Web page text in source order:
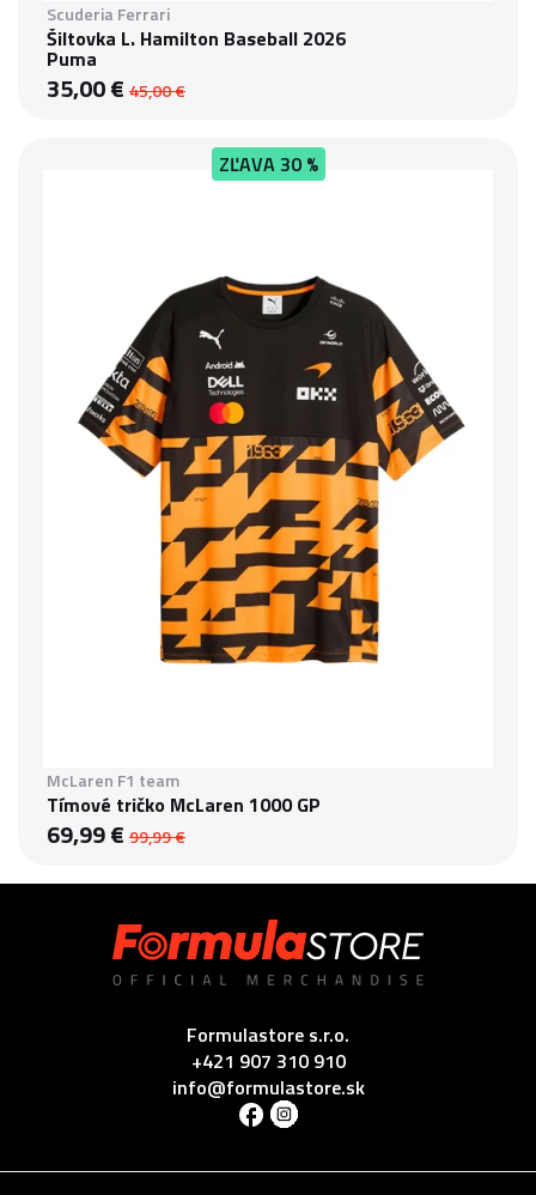
Scuderia Ferrari
Šiltovka L. Hamilton Baseball 2026
Puma
35,00 € 45,00 €
ZĽAVA30 %
McLaren F1 team
Tímové tričko McLaren 1000 GP
69,99 € 99,99 €
Formulastore s.r.o.
+421 907 310 910
info@formulastore.sk